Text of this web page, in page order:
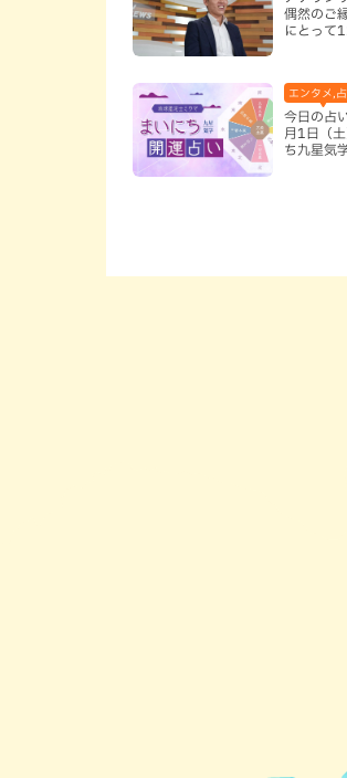
偶然のご
にとって
エンタメ,
今日の占
月1日（
ち九星気